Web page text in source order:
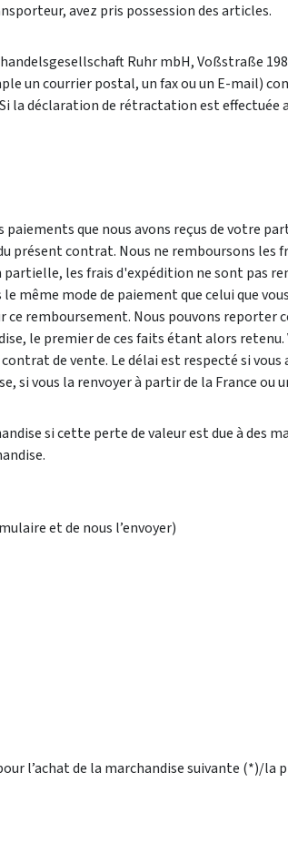
avez pris possession des articles.
Ruhr mbH, Voßstraße 198-
un courrier postal, un fax ou un E-mail)
la déclaration de rétractation est
que nous avons reçus de votre
présent contrat. Nous ne remboursons
les frais d'expédition ne sont pas
mode de paiement que celui que
ce remboursement. Nous pouvons
le premier de ces faits étant alors
de vente. Le délai est respecté si
vous la renvoyer à partir de la France ou
si cette perte de valeur est due à des
et de nous l’envoyer)
l’achat de la marchandise suivante (*)/la